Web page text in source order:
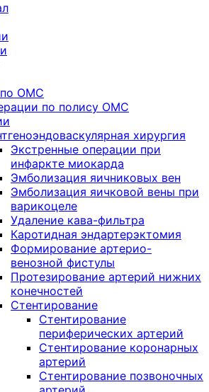
ОМС
по полису ОМС
хирургия
Экстренные операции при
инфаркте миокарда
Эмболизация яичниковых вен
Эмболизация яичковой вены при
варикоцеле
Удаление кава-фильтра
Каротидная эндартерэктомия
Формирование артерио-
венозной фистулы
Протезирование артерий нижних
конечностей
Стентирование
Стентирование
периферических артерий
Стентирование коронарных
артерий
Стентирование позвоночных